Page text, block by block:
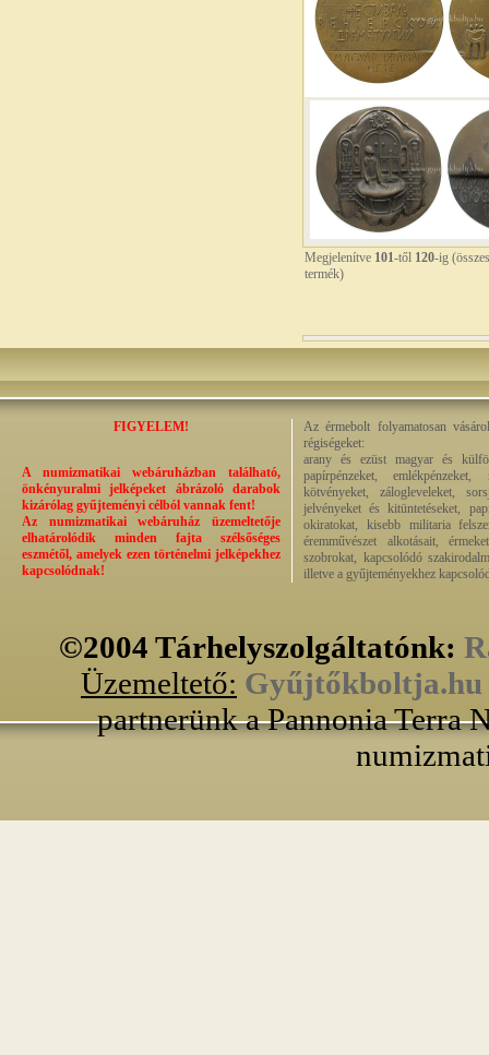
Megjelenítve 101-től 120-ig
termék)
FIGYELEM!
A numizmatikai webáruházban található,
önkényuralmi jelképeket ábrázoló darabok
kizárólag gyűjteményi célból vannak fent!
Az numizmatikai webáruház üzemeltetője
elhatárolódik minden fajta szélsőséges
eszmétől, amelyek ezen történelmi jelképekhez
kapcsolódnak!
Az érmebolt folyamatosan
régiségeket:
arany és ezüst magyar és
papírpénzeket,
kötvényeket, zálogleveleket,
jelvényeket és kitüntetéseket,
okiratokat, kisebb militaria
éremművészet alkotásait,
szobrokat, kapcsolódó
illetve a gyűjteményekhez
©2004 Tárhelyszolgáltatónk:
Üzemeltető: Gyűjtőkboltja.hu
partnerünk a Pannonia Terra